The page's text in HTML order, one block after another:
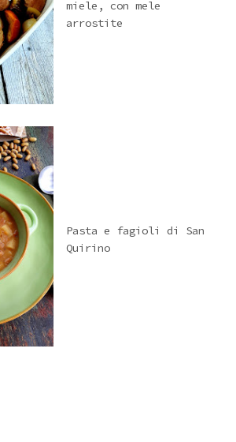
miele, con mele
arrostite
Pasta e fagioli di San
Quirino